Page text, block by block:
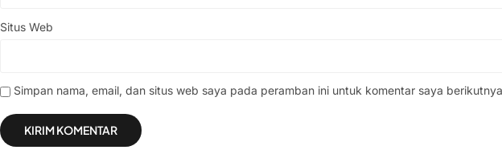
Situs Web
Simpan nama, email, dan situs web saya pada peramban ini untuk komentar saya